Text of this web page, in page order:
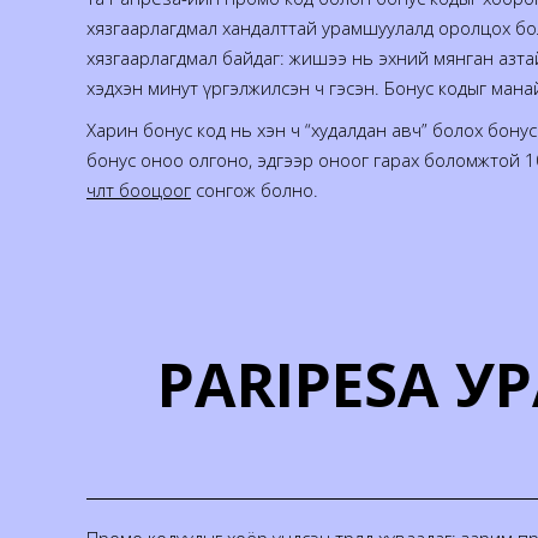
хязгаарлагдмал хандалттай урамшуулалд оролцох
хязгаарлагдмал байдаг: жишээ нь эхний мянган
хэдхэн минут үргэлжилсэн ч гэсэн. Бонус кодыг
Харин бонус код нь хэн ч “худалдан авч” болох
бонус оноо олгоно, эдгээр оноог гарах боломжтой
чөлөөт бооцоог сонгож болно.